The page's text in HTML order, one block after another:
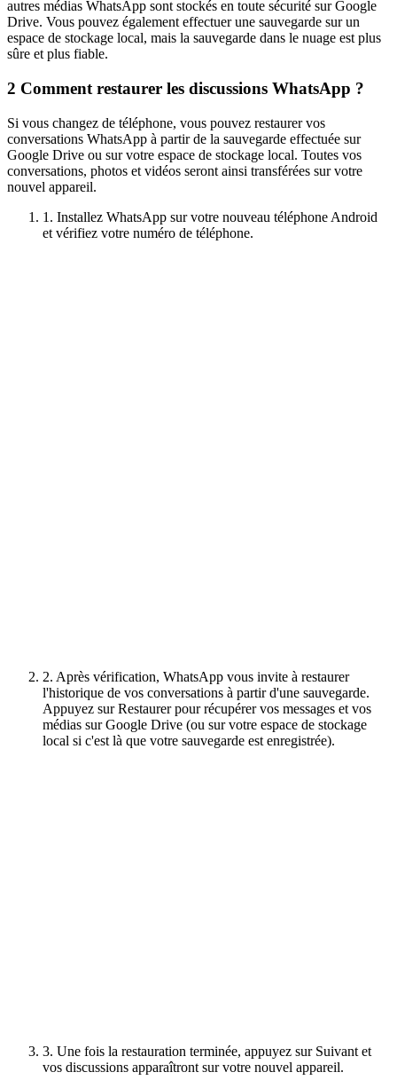
autres médias WhatsApp sont stockés en toute sécurité sur Google
Drive. Vous pouvez également effectuer une sauvegarde sur un
espace de stockage local, mais la sauvegarde dans le nuage est plus
sûre et plus fiable.
2 Comment restaurer les discussions WhatsApp ?
Si vous changez de téléphone, vous pouvez restaurer vos
conversations WhatsApp à partir de la sauvegarde effectuée sur
Google Drive ou sur votre espace de stockage local. Toutes vos
conversations, photos et vidéos seront ainsi transférées sur votre
nouvel appareil.
1. Installez WhatsApp sur votre nouveau téléphone Android
et vérifiez votre numéro de téléphone.
2. Après vérification, WhatsApp vous invite à restaurer
l'historique de vos conversations à partir d'une sauvegarde.
Appuyez sur Restaurer pour récupérer vos messages et vos
médias sur Google Drive (ou sur votre espace de stockage
local si c'est là que votre sauvegarde est enregistrée).
3. Une fois la restauration terminée, appuyez sur Suivant et
vos discussions apparaîtront sur votre nouvel appareil.